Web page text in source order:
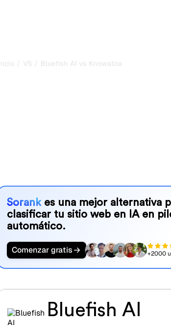
Inicio / VS / Bluefish AI vs Knowatoa
Sorankes una mejor alternativa
clasificar tu sitio web en IA en
automático.
Comenzar gratis +2000
Bluefish AI